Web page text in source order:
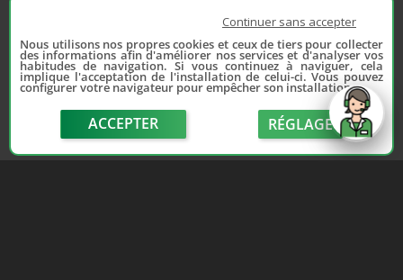
Continuer sans accepter
Nous utilisons nos propres cookies et ceux de tiers pour collecter
des informations afin d'améliorer nos services et d'analyser vos
habitudes de navigation. Si vous continuez à naviguer, cela
implique l'acceptation de l'installation de celui-ci. Vous pouvez
configurer votre navigateur pour empêcher son installation.
ACCEPTER RÉGLAGE